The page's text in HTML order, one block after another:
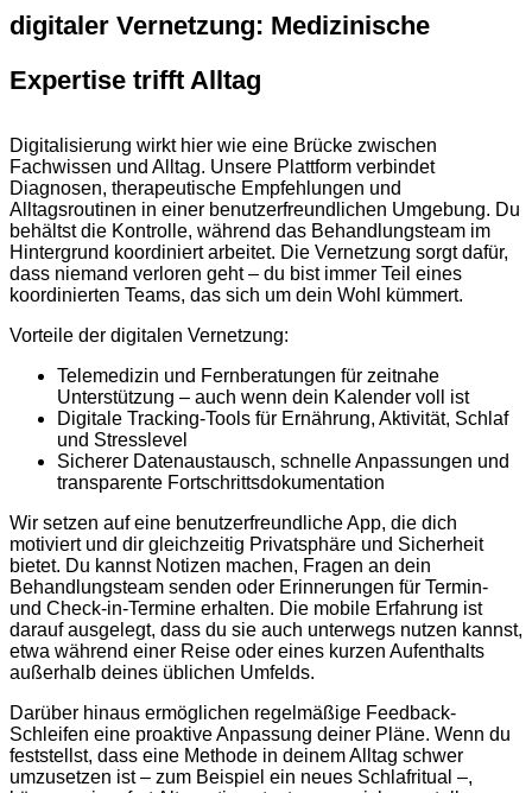
digitaler Vernetzung: Medizinische
Expertise trifft Alltag
Digitalisierung wirkt hier wie eine Brücke zwischen
Fachwissen und Alltag. Unsere Plattform verbindet
Diagnosen, therapeutische Empfehlungen und
Alltagsroutinen in einer benutzerfreundlichen Umgebung. Du
behältst die Kontrolle, während das Behandlungsteam im
Hintergrund koordiniert arbeitet. Die Vernetzung sorgt dafür,
dass niemand verloren geht – du bist immer Teil eines
koordinierten Teams, das sich um dein Wohl kümmert.
Vorteile der digitalen Vernetzung:
Telemedizin und Fernberatungen für zeitnahe
Unterstützung – auch wenn dein Kalender voll ist
Digitale Tracking-Tools für Ernährung, Aktivität, Schlaf
und Stresslevel
Sicherer Datenaustausch, schnelle Anpassungen und
transparente Fortschrittsdokumentation
Wir setzen auf eine benutzerfreundliche App, die dich
motiviert und dir gleichzeitig Privatsphäre und Sicherheit
bietet. Du kannst Notizen machen, Fragen an dein
Behandlungsteam senden oder Erinnerungen für Termin-
und Check-in-Termine erhalten. Die mobile Erfahrung ist
darauf ausgelegt, dass du sie auch unterwegs nutzen kannst,
etwa während einer Reise oder eines kurzen Aufenthalts
außerhalb deines üblichen Umfelds.
Darüber hinaus ermöglichen regelmäßige Feedback-
Schleifen eine proaktive Anpassung deiner Pläne. Wenn du
feststellst, dass eine Methode in deinem Alltag schwer
umzusetzen ist – zum Beispiel ein neues Schlafritual –,